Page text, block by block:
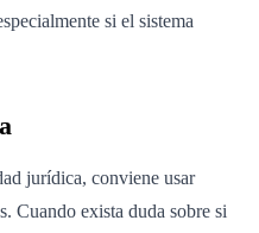
si el sistema
jurídica, conviene usar
Cuando exista duda sobre si